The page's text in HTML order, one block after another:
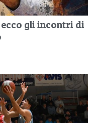
gli incontri di